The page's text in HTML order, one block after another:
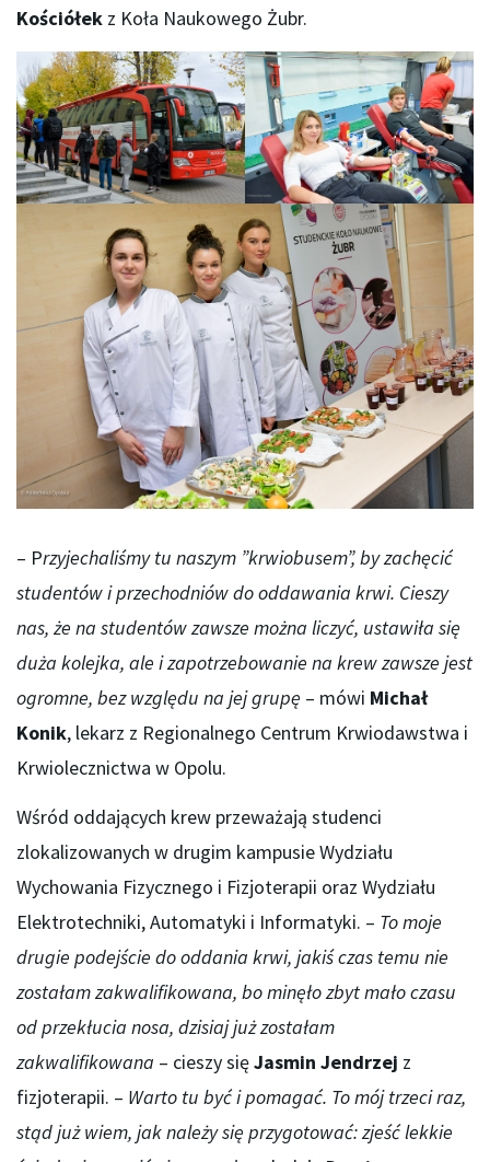
Kościółek z Koła Naukowego Żubr.
– Przyjechaliśmy tu naszym ”krwiobusem”, by zachęcić
studentów i przechodniów do oddawania krwi. Cieszy
nas, że na studentów zawsze można liczyć, ustawiła się
duża kolejka, ale i zapotrzebowanie na krew zawsze jest
ogromne, bez względu na jej grupę – mówi Michał
Konik, lekarz z Regionalnego Centrum Krwiodawstwa i
Krwiolecznictwa w Opolu.
Wśród oddających krew przeważają studenci
zlokalizowanych w drugim kampusie Wydziału
Wychowania Fizycznego i Fizjoterapii oraz Wydziału
Elektrotechniki, Automatyki i Informatyki. – To moje
drugie podejście do oddania krwi, jakiś czas temu nie
zostałam zakwalifikowana, bo minęło zbyt mało czasu
od przekłucia nosa, dzisiaj już zostałam
zakwalifikowana – cieszy sięJasmin Jendrzej z
fizjoterapii. – Warto tu być i pomagać. To mój trzeci raz,
stąd już wiem, jak należy się przygotować: zjeść lekkie